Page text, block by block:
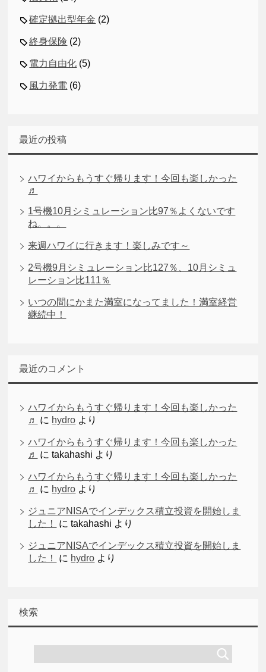
確定拠出型年金 (2)
終身保険 (2)
電力自由化 (5)
風力発電 (6)
最近の投稿
ハワイからもうすぐ帰ります！今回も楽しかった
♬
1号機10月シミュレーション比97％よくないです
ね。。。
来週ハワイに行きます！楽しみです～
2号機9月シミュレーション比127％、10月シミュ
レーション比111％
いつの間にかまた満室になってました！満室経営
継続中！
最近のコメント
ハワイからもうすぐ帰ります！今回も楽しかった
♬
に hydro より
ハワイからもうすぐ帰ります！今回も楽しかった
♬
にtakahashi より
ハワイからもうすぐ帰ります！今回も楽しかった
♬
に hydro より
ジュニアNISAでインデックス積立投資を開始しま
した！
にtakahashi より
ジュニアNISAでインデックス積立投資を開始しま
した！
に hydro より
検索